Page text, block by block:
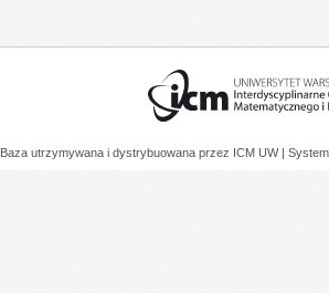
Baza utrzymywana i dystrybuowana przez ICM UW |